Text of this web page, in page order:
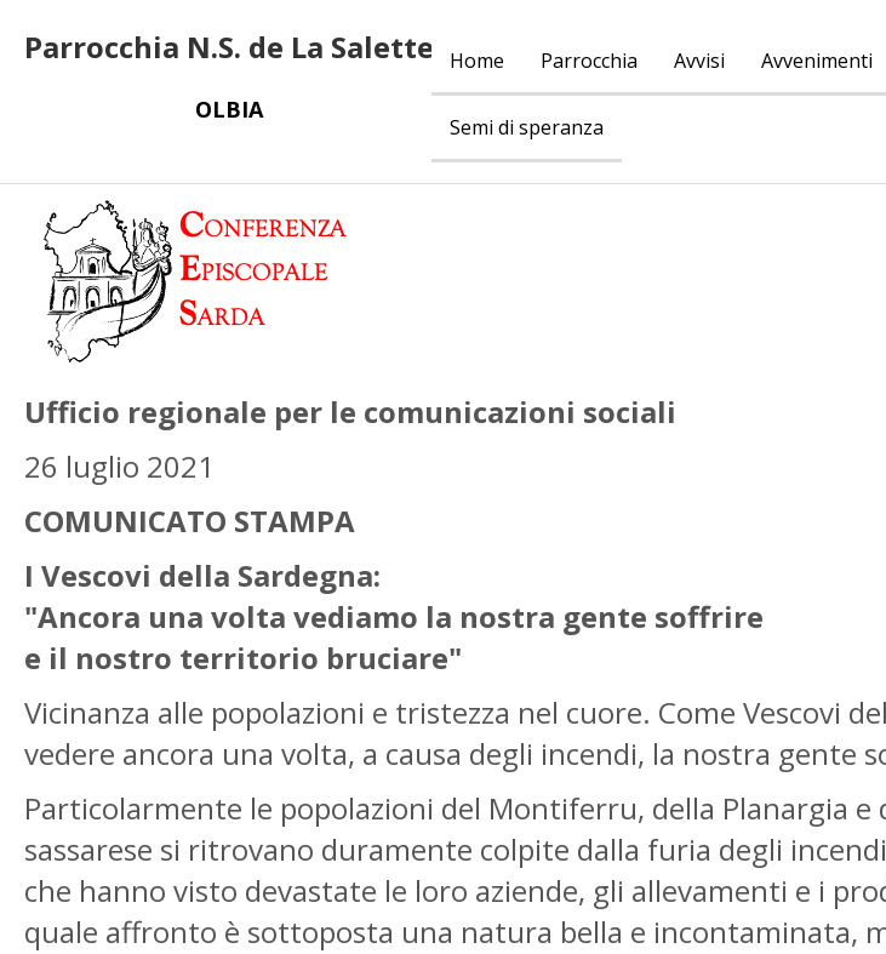
Parrocchia N.S. de La Salette
OLBIA
Home Parrocchia Avvisi Avvenimenti
Semi di speranza
Ufficio regionale per le comunicazioni sociali
26 luglio 2021
COMUNICATO STAMPA
I Vescovi della Sardegna:
"Ancora una volta vediamo la nostra gente soffrire
e il nostro territorio bruciare"
Vicinanza alle popolazioni e tristezza nel cuore. Come Vescovi
vedere ancora una volta, a causa degli incendi, la nostra
Particolarmente le popolazioni del Montiferru, della Planargia e
sassarese si ritrovano duramente colpite dalla furia degli
che hanno visto devastate le loro aziende, gli allevamenti e i
quale affronto è sottoposta una natura bella e incontaminata,